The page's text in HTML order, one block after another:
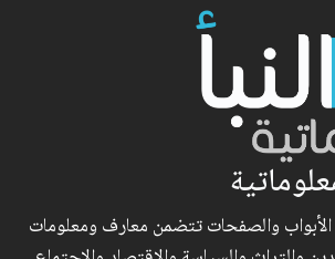
والصفحات تتضمن معارف ومعلومات